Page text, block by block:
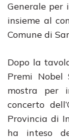
Generale
insieme al
Comune di
Dopo la
Premi
mostra per
concerto
Provincia di
ha inteso